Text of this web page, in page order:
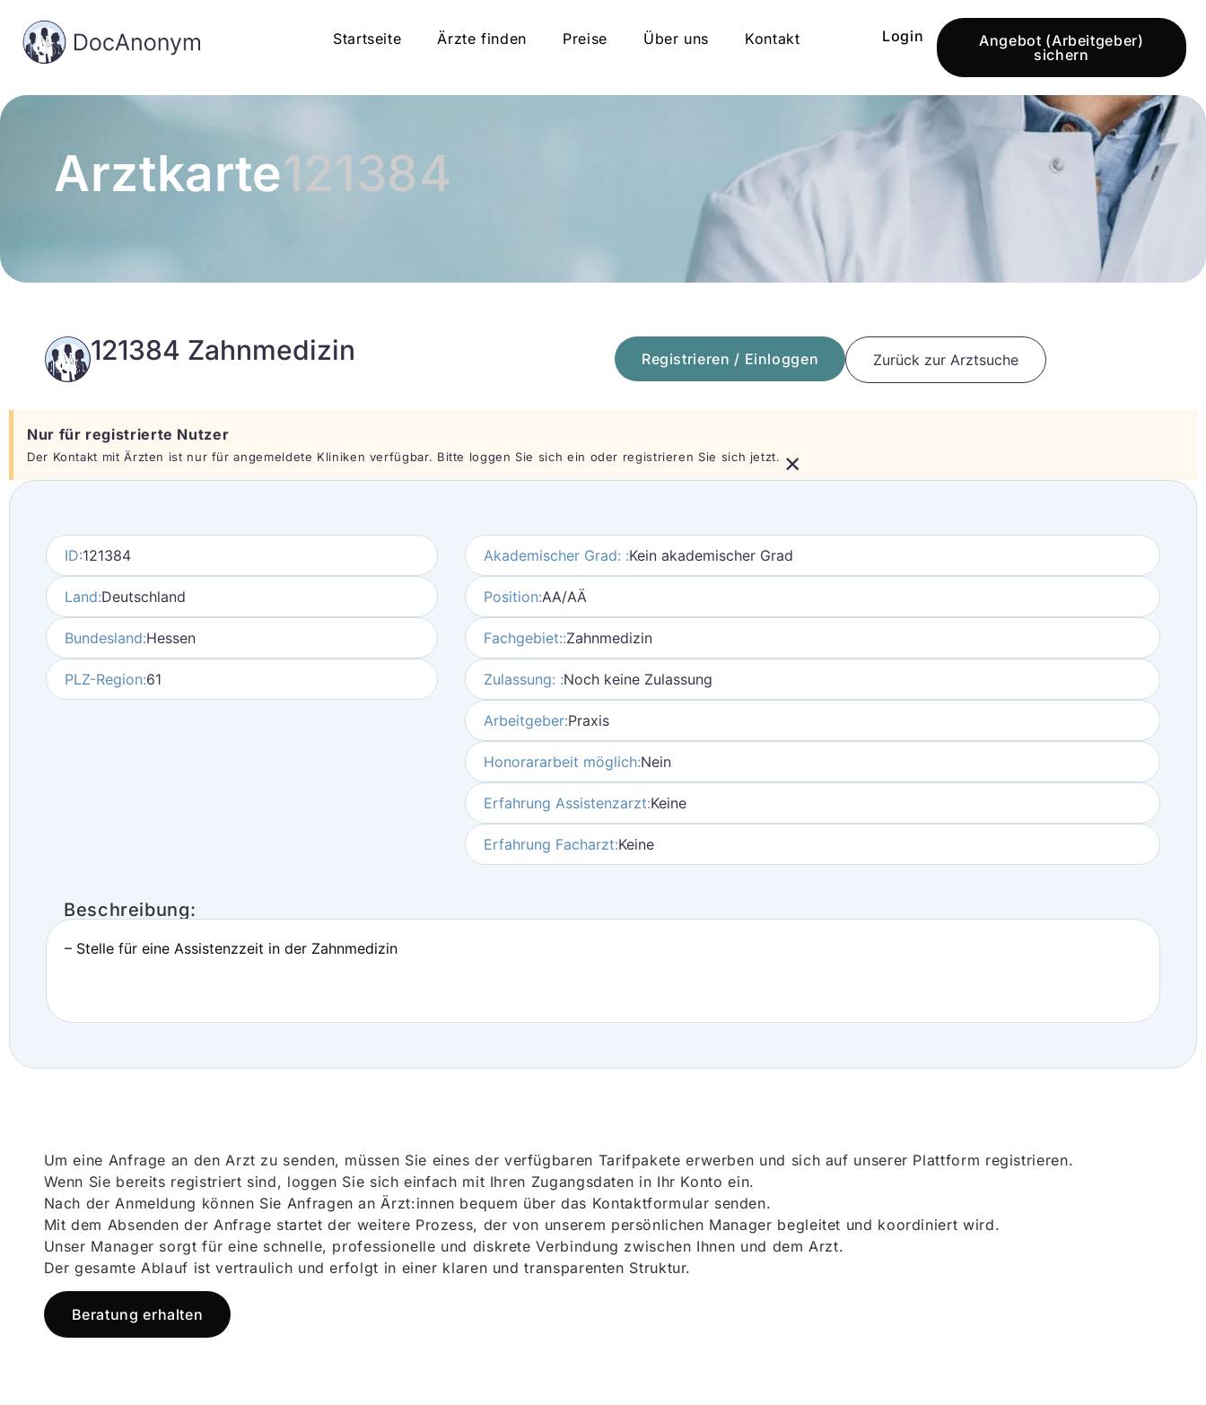
Startseite Ärzte finden Preise Über uns Kontakt Login
Angebot (Arbeitgeber)
sichern
Arztkarte121384
121384 Zahnmedizin Registrieren / Einloggen Zurück zur Arztsuche
Nur für registrierte Nutzer
Der Kontakt mit Ärzten ist nur für angemeldete Kliniken verfügbar. Bitte loggen Sie sich ein oder registrieren Sie sich jetzt. ×
ID:121384
Land:Deutschland
Bundesland:Hessen
PLZ-Region:61
Akademischer Grad: :Kein akademischer Grad
Position:AA/AÄ
Fachgebiet::Zahnmedizin
Zulassung: :Noch keine Zulassung
Arbeitgeber:Praxis
Honorararbeit möglich:Nein
Erfahrung Assistenzarzt:Keine
Erfahrung Facharzt:Keine
Beschreibung:
– Stelle für eine Assistenzzeit in der Zahnmedizin
Um eine Anfrage an den Arzt zu senden, müssen Sie eines der verfügbaren Tarifpakete erwerben und sich auf unserer Plattform registrieren.
Wenn Sie bereits registriert sind, loggen Sie sich einfach mit Ihren Zugangsdaten in Ihr Konto ein.
Nach der Anmeldung können Sie Anfragen an Ärzt:innen bequem über das Kontaktformular senden.
Mit dem Absenden der Anfrage startet der weitere Prozess, der von unserem persönlichen Manager begleitet und koordiniert wird.
Unser Manager sorgt für eine schnelle, professionelle und diskrete Verbindung zwischen Ihnen und dem Arzt.
Der gesamte Ablauf ist vertraulich und erfolgt in einer klaren und transparenten Struktur.
Beratung erhalten